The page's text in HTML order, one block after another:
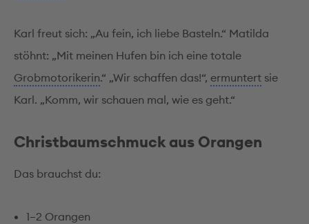
Karl freut sich: „Au fein, ich liebe Basteln.“ Matilda
stöhnt: „Mit meinen Hufen bin ich eine totale
Grobmotorikerin.“ „Wir schaffen das!“, ermuntert sie
Karl. „Komm, wir schauen mal, wie es geht.“
Christbaumschmuck aus Orangen
Das brauchst du:
1–2 Orangen